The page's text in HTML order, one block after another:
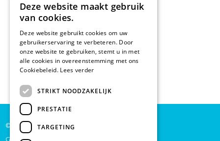
© De Backer CP bv
Grote Baan 45
Deze website maakt gebruik
van cookies.
Deze website gebruikt cookies om uw
gebruikerservaring te verbeteren. Door
onze website te gebruiken, stemt u in met
alle cookies in overeenstemming met ons
Cookiebeleid. Lees verder
STRIKT NOODZAKELIJK
PRESTATIE
TARGETING